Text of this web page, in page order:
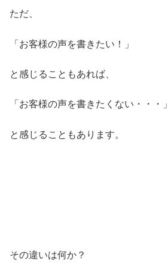
ただ、
「お客様の声を書きたい！」
と感じることもあれば、
「お客様の声を書きたくない・・・」
と感じることもあります。
その違いは何か？